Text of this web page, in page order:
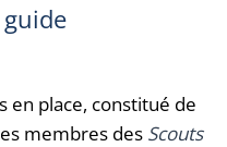
en place, constitué de
membres des Scouts